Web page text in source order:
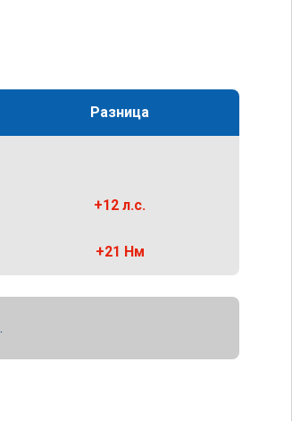
Разница
+12 л.с.
+21 Нм